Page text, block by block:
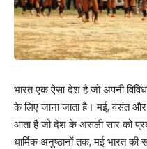
भारत एक ऐसा देश है जो अपनी
के लिए जाना जाता है। मई, वसंत और
आता है जो देश के असली सार को
धार्मिक अनुष्ठानों तक, मई भारत